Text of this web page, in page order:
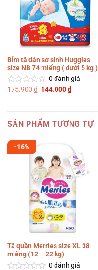
Bỉm tã dán sơ sinh Huggies
size NB 74 miếng ( dưới 5 kg )
Được
5
sao
0 đánh giá
175.900₫ Giá
144.000₫Giá
hiện
SẢN PHẨM TƯƠNG TỰ
-16%
Tã quần Merries size XL 38
miếng (12 – 22 kg)
0 đánh giá